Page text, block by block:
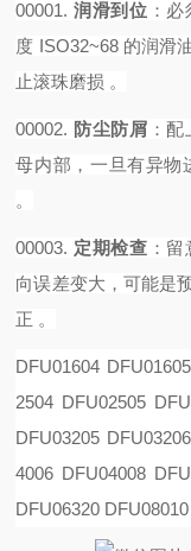
00001. 润滑到位 ：
度 ISO32~68 的润滑
止滚珠磨损 。
00002. 防尘防屑 ：
母内部，一旦有异物
。
00003. 定期检查 ：
向误差变大，可能是
正 。
DFU01604
2504 DFU02505
DFU03205
4006 DFU04008
DFU06320